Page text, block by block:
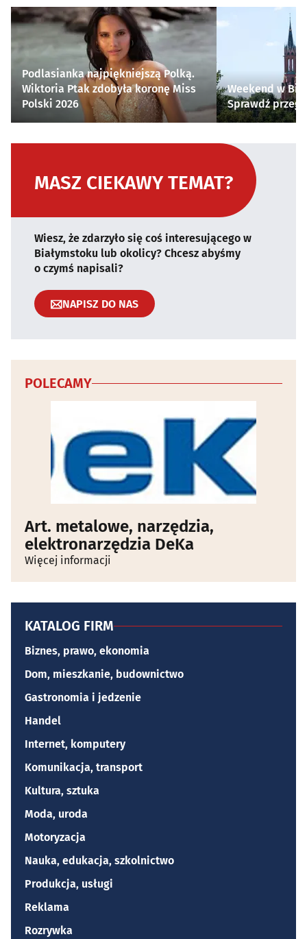
Podlasianka najpiękniejszą Polką.
Wiktoria Ptak zdobyła koronę Miss
Polski 2026
Weekend w
Sprawdź
MASZ CIEKAWY TEMAT?
Wiesz, że zdarzyło się coś interesującego w
Białymstoku lub okolicy? Chcesz abyśmy
o czymś napisali?
NAPISZ DO NAS
POLECAMY
Art. metalowe, narzędzia,
elektronarzędzia DeKa
Więcej informacji
KATALOG FIRM
Biznes, prawo, ekonomia
Dom, mieszkanie, budownictwo
Gastronomia i jedzenie
Handel
Internet, komputery
Komunikacja, transport
Kultura, sztuka
Moda, uroda
Motoryzacja
Nauka, edukacja, szkolnictwo
Produkcja, usługi
Reklama
Rozrywka